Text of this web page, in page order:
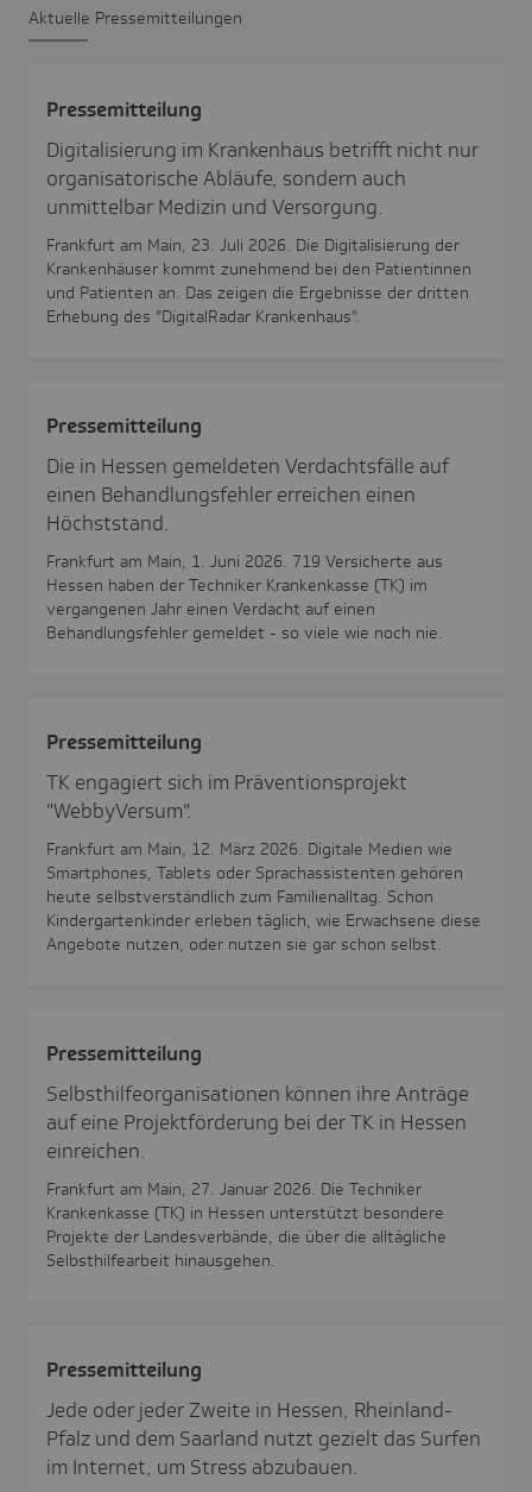
Aktu­elle Pres­se­mit­tei­lungen
Pres­se­mit­tei­lung
Digitalisierung im Krankenhaus betrifft nicht nur
organisatorische Abläufe, sondern auch
unmittelbar Medizin und Versorgung.
Frankfurt am Main, 23. Juli 2026. Die Digitalisierung der
Krankenhäuser kommt zunehmend bei den Patientinnen
und Patienten an. Das zeigen die Ergebnisse der dritten
Erhebung des "DigitalRadar Krankenhaus".
Pres­se­mit­tei­lung
Die in Hessen gemeldeten Verdachtsfälle auf
einen Behandlungsfehler erreichen einen
Höchststand.
Frankfurt am Main, 1. Juni 2026. 719 Versicherte aus
Hessen haben der Techniker Krankenkasse (TK) im
vergangenen Jahr einen Verdacht auf einen
Behandlungsfehler gemeldet - so viele wie noch nie.
Pres­se­mit­tei­lung
TK engagiert sich im Präventionsprojekt
"WebbyVersum".
Frankfurt am Main, 12. März 2026. Digitale Medien wie
Smartphones, Tablets oder Sprachassistenten gehören
heute selbstverständlich zum Familienalltag. Schon
Kindergartenkinder erleben täglich, wie Erwachsene diese
Angebote nutzen, oder nutzen sie gar schon selbst.
Pres­se­mit­tei­lung
Selbsthilfeorganisationen können ihre Anträge
auf eine Projektförderung bei der TK in Hessen
einreichen.
Frankfurt am Main, 27. Januar 2026. Die Techniker
Krankenkasse (TK) in Hessen unterstützt besondere
Projekte der Landesverbände, die über die alltägliche
Selbsthilfearbeit hinausgehen.
Pres­se­mit­tei­lung
Jede oder jeder Zweite in Hessen, Rheinland-
Pfalz und dem Saarland nutzt gezielt das Surfen
im Internet, um Stress abzubauen.